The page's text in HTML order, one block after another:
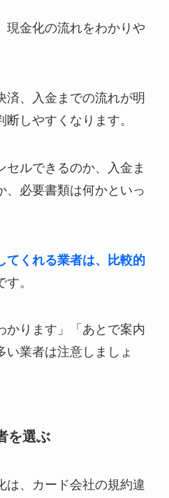
現金化の流れをわかりや
済、入金までの流れが明
しやすくなります。
セルできるのか、入金ま
、必要書類は何かといっ
てくれる業者は、比較的
す。
かります」「あとで案内
い業者は注意しましょ
を選ぶ
は、カード会社の規約違